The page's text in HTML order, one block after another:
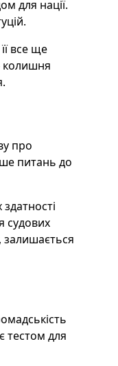
для нації.
все ще
колишня
про
питань до
судових
залишається
тестом для